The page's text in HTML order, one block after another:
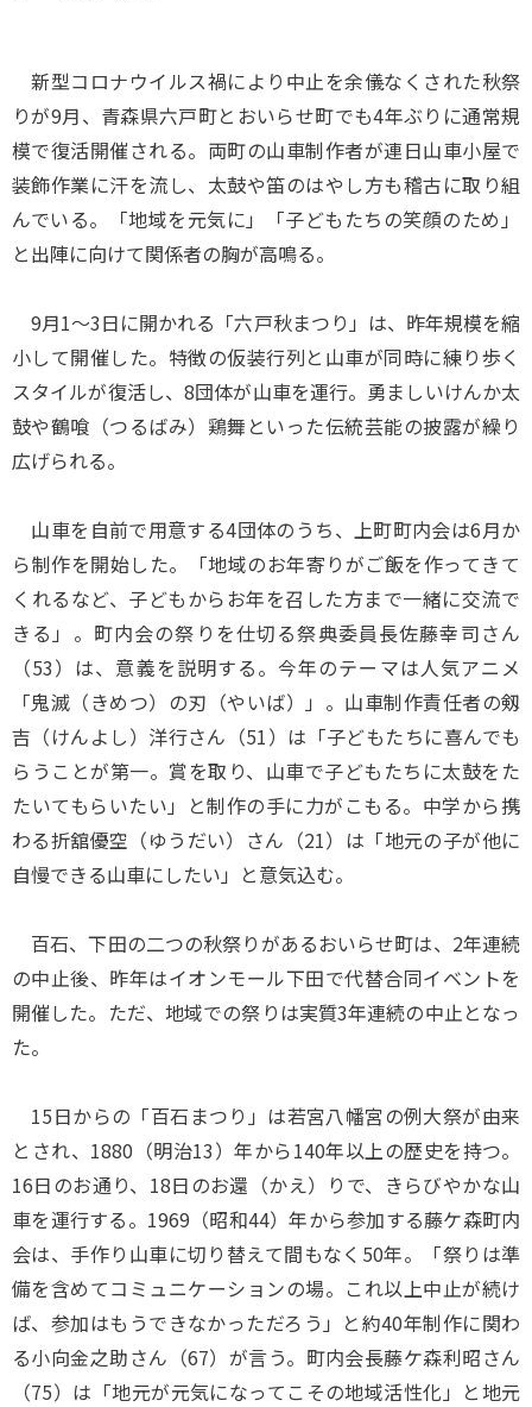
新型コロナウイルス禍により中止を余儀なくされた秋祭
りが9月、青森県六戸町とおいらせ町でも4年ぶりに通常規
模で復活開催される。両町の山車制作者が連日山車小屋で
装飾作業に汗を流し、太鼓や笛のはやし方も稽古に取り組
んでいる。「地域を元気に」「子どもたちの笑顔のため」
と出陣に向けて関係者の胸が高鳴る。
9月1～3日に開かれる「六戸秋まつり」は、昨年規模を縮
小して開催した。特徴の仮装行列と山車が同時に練り歩く
スタイルが復活し、8団体が山車を運行。勇ましいけんか太
鼓や鶴喰（つるばみ）鶏舞といった伝統芸能の披露が繰り
広げられる。
山車を自前で用意する4団体のうち、上町町内会は6月か
ら制作を開始した。「地域のお年寄りがご飯を作ってきて
くれるなど、子どもからお年を召した方まで一緒に交流で
きる」。町内会の祭りを仕切る祭典委員長佐藤幸司さん
（53）は、意義を説明する。今年のテーマは人気アニメ
「鬼滅（きめつ）の刃（やいば）」。山車制作責任者の剱
吉（けんよし）洋行さん（51）は「子どもたちに喜んでも
らうことが第一。賞を取り、山車で子どもたちに太鼓をた
たいてもらいたい」と制作の手に力がこもる。中学から携
わる折舘優空（ゆうだい）さん（21）は「地元の子が他に
自慢できる山車にしたい」と意気込む。
百石、下田の二つの秋祭りがあるおいらせ町は、2年連続
の中止後、昨年はイオンモール下田で代替合同イベントを
開催した。ただ、地域での祭りは実質3年連続の中止となっ
た。
15日からの「百石まつり」は若宮八幡宮の例大祭が由来
とされ、1880（明治13）年から140年以上の歴史を持つ。
16日のお通り、18日のお還（かえ）りで、きらびやかな山
車を運行する。1969（昭和44）年から参加する藤ケ森町内
会は、手作り山車に切り替えて間もなく50年。「祭りは準
備を含めてコミュニケーションの場。これ以上中止が続け
ば、参加はもうできなかっただろう」と約40年制作に関わ
る小向金之助さん（67）が言う。町内会長藤ケ森利昭さん
（75）は「地元が元気になってこその地域活性化」と地元